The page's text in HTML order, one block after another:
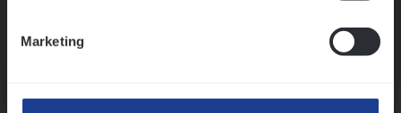
Marketing